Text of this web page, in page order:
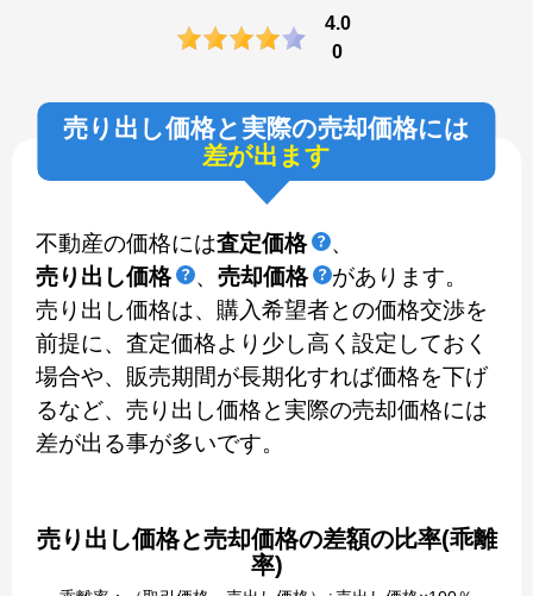
4.0
0
売り出し価格と実際の売却価格には
差が出ます
不動産の価格には査定価格
、
売り出し価格
、 売却価格
があります。
売り出し価格は、購入希望者との価格交渉を
前提に、査定価格より少し高く設定しておく
場合や、販売期間が長期化すれば価格を下げ
るなど、売り出し価格と実際の売却価格には
差が出る事が多いです。
売り出し価格と売却価格の差額の比率(乖離
率)